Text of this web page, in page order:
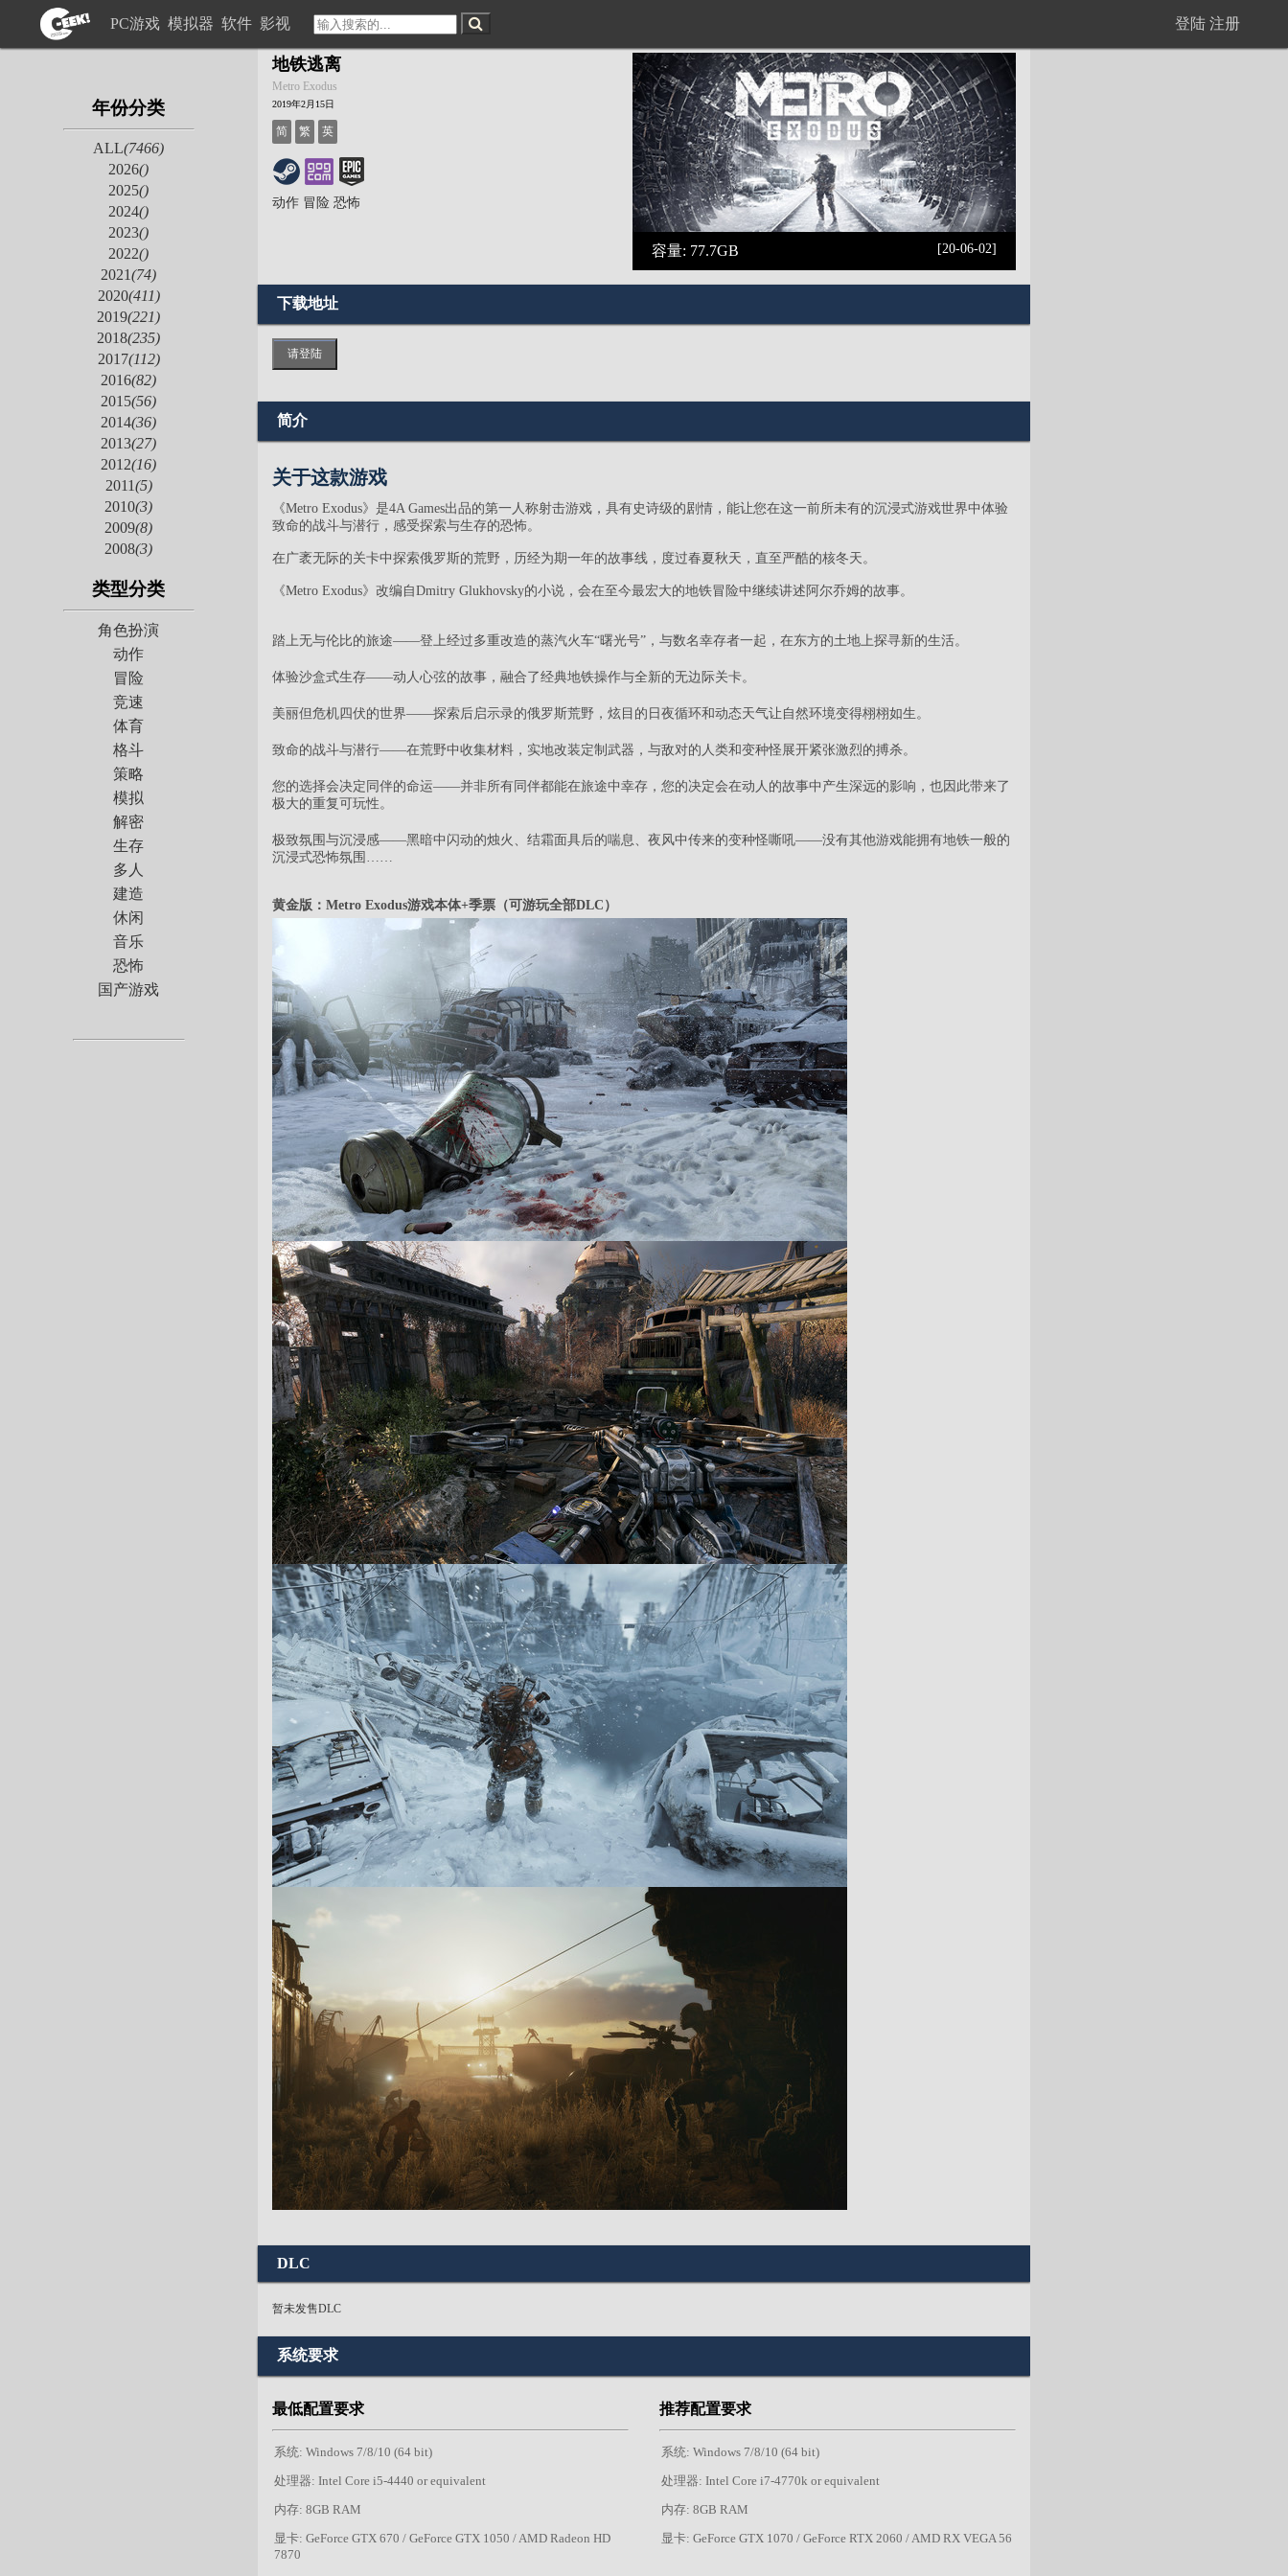
PC游戏 模拟器 软件 影视 登陆 注册
年份分类
ALL(7466)
2026()
2025()
2024()
2023()
2022()
2021(74)
2020(411)
2019(221)
2018(235)
2017(112)
2016(82)
2015(56)
2014(36)
2013(27)
2012(16)
2011(5)
2010(3)
2009(8)
2008(3)
类型分类
角色扮演
动作
冒险
竞速
体育
格斗
策略
模拟
解密
生存
多人
建造
休闲
音乐
恐怖
国产游戏
地铁逃离
Metro Exodus
2019年2月15日
简 繁 英
动作 冒险 恐怖
容量: 77.7GB [20-06-02]
下载地址
请登陆
简介
关于这款游戏
《Metro Exodus》是4A Games出品的第一人称射击游戏，具有史诗级的剧情，能让您在这一前所未有的沉浸式游戏世界中体验
致命的战斗与潜行，感受探索与生存的恐怖。
在广袤无际的关卡中探索俄罗斯的荒野，历经为期一年的故事线，度过春夏秋天，直至严酷的核冬天。
《Metro Exodus》改编自Dmitry Glukhovsky的小说，会在至今最宏大的地铁冒险中继续讲述阿尔乔姆的故事。
踏上无与伦比的旅途——登上经过多重改造的蒸汽火车“曙光号”，与数名幸存者一起，在东方的土地上探寻新的生活。
体验沙盒式生存——动人心弦的故事，融合了经典地铁操作与全新的无边际关卡。
美丽但危机四伏的世界——探索后启示录的俄罗斯荒野，炫目的日夜循环和动态天气让自然环境变得栩栩如生。
致命的战斗与潜行——在荒野中收集材料，实地改装定制武器，与敌对的人类和变种怪展开紧张激烈的搏杀。
您的选择会决定同伴的命运——并非所有同伴都能在旅途中幸存，您的决定会在动人的故事中产生深远的影响，也因此带来了
极大的重复可玩性。
极致氛围与沉浸感——黑暗中闪动的烛火、结霜面具后的喘息、夜风中传来的变种怪嘶吼——没有其他游戏能拥有地铁一般的
沉浸式恐怖氛围……
黄金版：Metro Exodus游戏本体+季票（可游玩全部DLC）
DLC
暂未发售DLC
系统要求
最低配置要求
系统: Windows 7/8/10 (64 bit)
处理器: Intel Core i5-4440 or equivalent
内存: 8GB RAM
显卡: GeForce GTX 670 / GeForce GTX 1050 / AMD Radeon HD
7870
推荐配置要求
系统: Windows 7/8/10 (64 bit)
处理器: Intel Core i7-4770k or equivalent
内存: 8GB RAM
显卡: GeForce GTX 1070 / GeForce RTX 2060 / AMD RX VEGA 56